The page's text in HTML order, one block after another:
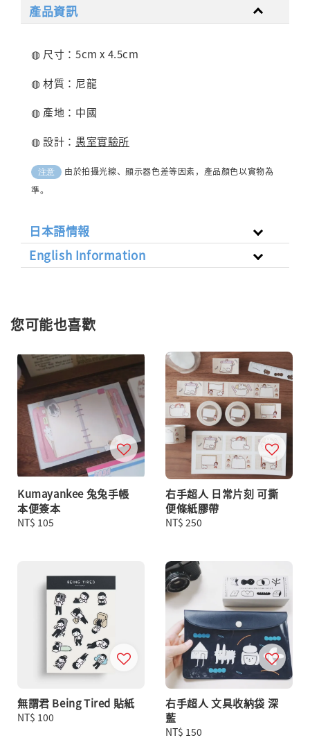
產品資訊
◍ 尺寸：5cm x 4.5cm
◍ 材質：尼龍
◍ 產地：中國
◍ 設計： 愚室實驗所
注意
由於拍攝光線、顯示器色差等因素，產品顏色以實物為
準。
日本語情報
English Information
您可能也喜歡
Kumayankee 兔兔手帳
本便簽本
Regular
NT$ 105
右手超人 日常片刻 可撕
便條紙膠帶
Regular
NT$ 250
無謂君 Being Tired 貼紙
Regular
NT$ 100
右手超人 文具收納袋 深
藍
Regular
NT$ 150